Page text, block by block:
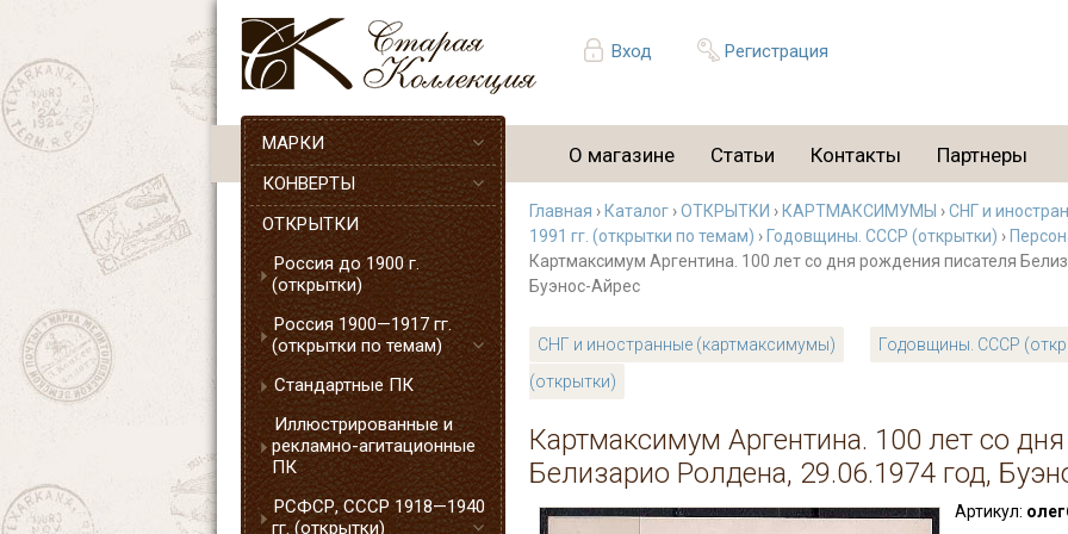
Вход Регистрация
О магазине Статьи Контакты Партнеры
МАРКИ
КОНВЕРТЫ
ОТКРЫТКИ
Россия до 1900 г.
(открытки)
Россия 1900—1917 гг.
(открытки по темам)
Стандартные ПК
Иллюстрированные и
рекламно-агитационные
ПК
РСФСР, СССР 1918—1940
гг. (открытки)
Главная › Каталог ›ОТКРЫТКИ › КАРТМАКСИМУМЫ ›СНГ и
1991 гг. (открытки по темам) › Годовщины. СССР (открытки) ›
Картмаксимум Аргентина. 100 лет со дня рождения писателя
Буэнос-Айрес
СНГ и иностранные (картмаксимумы)
Годовщины. СССР
(открытки)
Картмаксимум Аргентина. 100 лет со
Белизарио Ролдена, 29.06.1974 год,
Артикул: